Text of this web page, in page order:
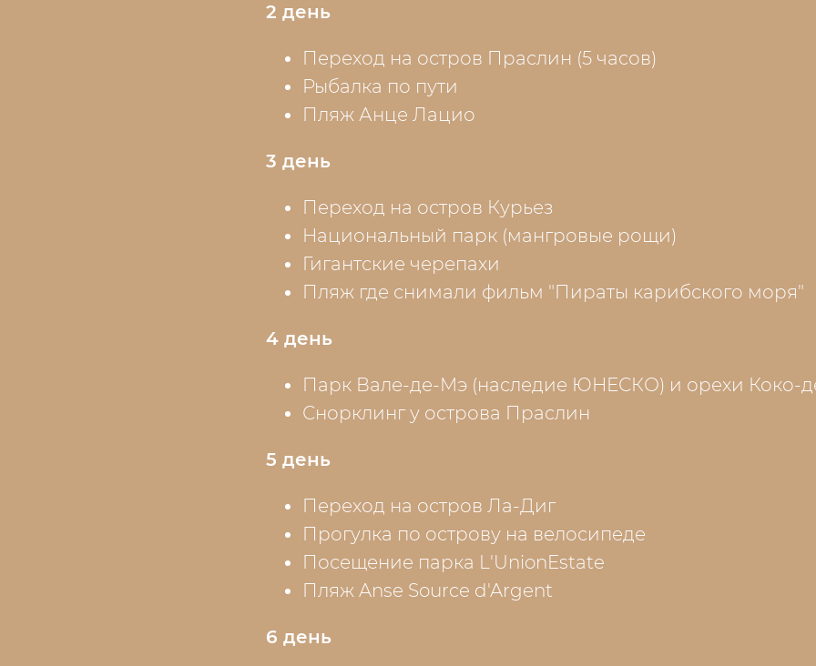
2 день
Переход на остров Праслин (5 часов)
Рыбалка по пути
Пляж Анце Лацио
3 день
Переход на остров Курьез
Национальный парк (мангровые рощи)
Гигантские черепахи
Пляж где снимали фильм "Пираты карибского моря"
4 день
Парк Вале-де-Мэ (наследие ЮНЕСКО) и орехи Коко-
Снорклинг у острова Праслин
5 день
Переход на остров Ла-Диг
Прогулка по острову на велосипеде
Посещение парка L'UnionEstate
Пляж Anse Source d'Argent
6 день